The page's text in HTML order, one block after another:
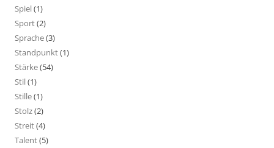
Spiel(1)
Sport(2)
Sprache(3)
Standpunkt(1)
Stärke(54)
Stil(1)
Stille(1)
Stolz(2)
Streit(4)
Talent(5)